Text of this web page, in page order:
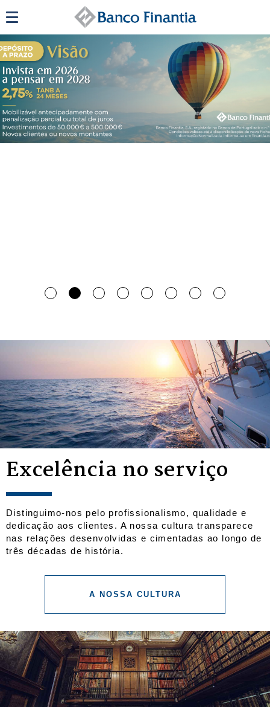
Investir no futuro
De geração em geração, construindo o seu
património.
Consultoria para
Investimento
Qualquer que seja o desafio, pretendemos conduzi-lo
a um lugar seguro. Venha descobrir um serviço de
excelência e conhecer o que o Banco Finantia pode
fazer por si e pelo seu património.
Excelência no serviço
Distinguimo-nos pelo profissionalismo, qualidade e
dedicação aos clientes. A nossa cultura transparece
nas relações desenvolvidas e cimentadas ao longo de
três décadas de história.
A NOSSA CULTURA